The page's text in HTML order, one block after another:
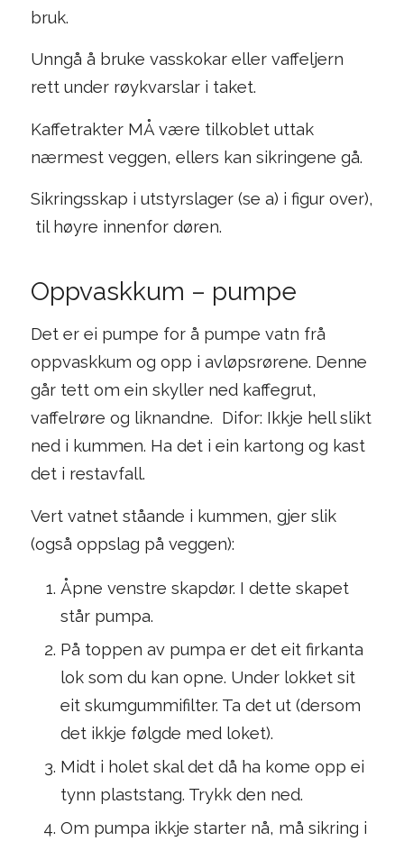
bruk.
Unngå å bruke vasskokar eller vaffeljern
rett under røykvarslar i taket.
Kaffetrakter MÅ være tilkoblet uttak
nærmest veggen, ellers kan sikringene gå.
Sikringsskap i utstyrslager (se a) i figur over),
til høyre innenfor døren.
Oppvaskkum – pumpe
Det er ei pumpe for å pumpe vatn frå
oppvaskkum og opp i avløpsrørene. Denne
går tett om ein skyller ned kaffegrut,
vaffelrøre og liknandne. Difor: Ikkje hell slikt
ned i kummen. Ha det i ein kartong og kast
det i restavfall.
Vert vatnet ståande i kummen, gjer slik
(også oppslag på veggen):
Åpne venstre skapdør. I dette skapet
står pumpa.
På toppen av pumpa er det eit firkanta
lok som du kan opne. Under lokket sit
eit skumgummifilter. Ta det ut (dersom
det ikkje følgde med loket).
Midt i holet skal det då ha kome opp ei
tynn plaststang. Trykk den ned.
Om pumpa ikkje starter nå, må sikring i